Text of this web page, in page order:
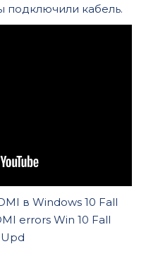
подключили кабель.
в Windows 10 Fall
errors Win 10 Fall